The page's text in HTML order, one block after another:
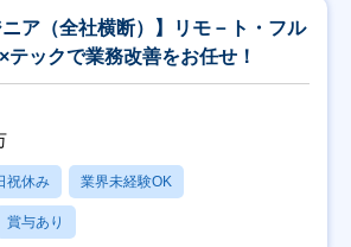
ニア（全社横断）】リモ－ト・フル
テックで業務改善をお任せ！
祝休み 業界未経験OK
賞与あり